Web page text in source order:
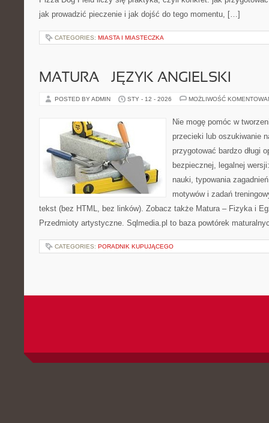
jak prowadzić pieczenie i jak dojść do tego momentu, […]
CATEGORIES: MIASTA I MIASTECZKA
MATURA – JĘZYK ANGIELSKI
POSTED BY ADMIN STY - 12 - 2026 MOŻLIWOŚĆ
Nie mogę pomóc w
przecieki lub oszukiwanie
przygotować bardzo długi
bezpiecznej, legalnej
nauki, typowania
motywów i zadań
tekst (bez HTML, bez linków). Zobacz także Matura – Fizyka i
Przedmioty artystyczne. Sqlmedia.pl to baza powtórek
CATEGORIES: PORADNIK KUPUJĄCEGO